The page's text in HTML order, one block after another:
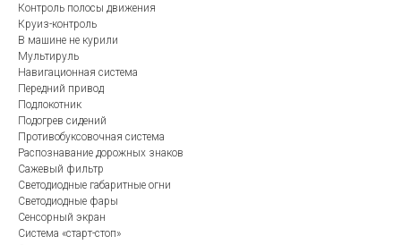
Контроль полосы движения
Круиз-контроль
В машине не курили
Мультируль
Навигационная система
Передний привод
Подлокотник
Подогрев сидений
Противобуксовочная система
Распознавание дорожных знаков
Сажевый фильтр
Светодиодные габаритные огни
Светодиодные фары
Сенсорный экран
Система «старт-стоп»